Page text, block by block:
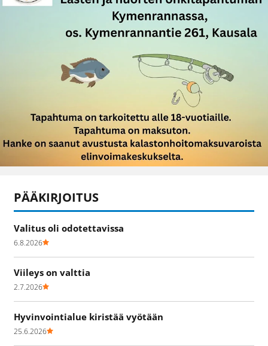
PÄÄKIRJOITUS
Valitus oli odotettavissa
6.8.2026
Viileys on valttia
2.7.2026
Hyvinvointialue kiristää vyötään
25.6.2026